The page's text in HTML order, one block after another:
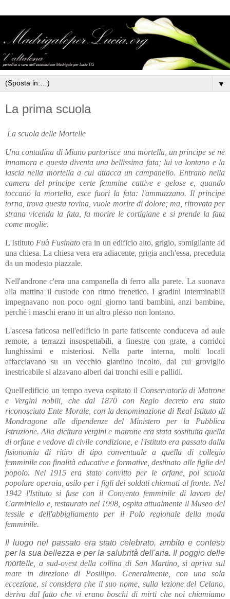
▼
La prima scuola
La scuola delle Mortelle
Una contadina di Miano partorisce una mortella, un principe se ne
innamora e questa diventa una bellissima fata; lui va lontano e la
lascia nella mortella a cui attacca un campanello. Entrano nella
camera del principe certe femmine cattive e gelose e, quando
toccano la mortella, esce fuori la fata: l'ammazzano. Il principe
torna, trova questa rovina, vuole morire di dolore; ma, ritrovata per
strana vicenda la fata, fa morire le cortigiane e si prende la fata
come moglie.
L'Istituto Fuà Fusinato era in un edificio alto, grigio, somigliante ad
una chiesa. La chiesa vera era adiacente, grigia anch'essa, preceduta
da un modesto piazzale.
Nell'androne c'era una campanella di ferro alla parete. La suonava
alla mattina il custode con ritmo frenetico. I gradini interminabili
impegnavano non poco ogni giorno tanti bambini, anzi bambine,
perché i maschi erano in un altro plesso non lontano.
L'ascesa faticosa nell'edificio in parte fatiscente conduceva ad aule
remote, a terrazzi insospettabili, a finestre con grate, a corridoi
lunghissimi e misteriosi. Nella parte interna, molti locali
affacciavano su un vecchio giardino incolto, dal cui groviglio
inestricabile si alzavano alberi dai tronchi esili e pallidi.
Quell'edificio un tempo aveva ospitato il Conservatorio di Matrone
e Vergini nobili
che dal 1870 con Regio decreto era stato
riconosciuto Ente Morale, con la denominazione di Real Istituto di
Mondragone alle dipendenze del Ministero per la Pubblica
Istruzione. Alla dicitura vergini e matrone era stata sostituita quella
di orfane e vedove di civile condizione, e l'Istituto era passato dalla
fisionomia di ritiro di tipo conventuale a quella di collegio
femminile con finalità educative e formative, destinato alle figlie del
popolo. Nel 1915 era stato convitto per le orfane, poi scuola
popolare operaia, asilo per i figli dei soldati chiamati al fronte. Nel
1942 l'Istituto si fuse con il Convento femminile di lavoro del
Carminiello e, restaurato nel 1998, ospita attualmente il Museo del
tessile e dell'abbigliamento per il Polo regionale della moda
femminile.
Il luogo nel passato era stato celebrato, ambito e conteso
per la sua bellezza e per la salubrità dell'aria. Il poggio delle
mortelle , a sud-ovest della collina di San Martino, si apriva sul
mare in direzione di Posillipo. Generalmente, con una sola
eccezione, si considera che il suo nome, sulla lezione del Celano,
deriva dal fatto che vi erano boschi di mirti che noi chiamiamo